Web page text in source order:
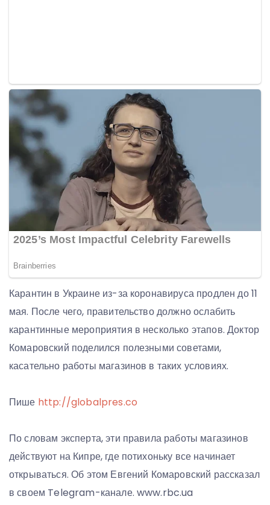
Карантин в Украине из-за коронавируса продлен до 11
мая. После чего, правительство должно ослабить
карантинные мероприятия в несколько этапов. Доктор
Комаровский поделился полезными советами,
касательно работы магазинов в таких условиях.
Пише http://globalpres.co
По словам эксперта, эти правила работы магазинов
действуют на Кипре, где потихоньку все начинает
открываться. Об этом Евгений Комаровский рассказал
в своем Telegram-канале. www.rbc.ua